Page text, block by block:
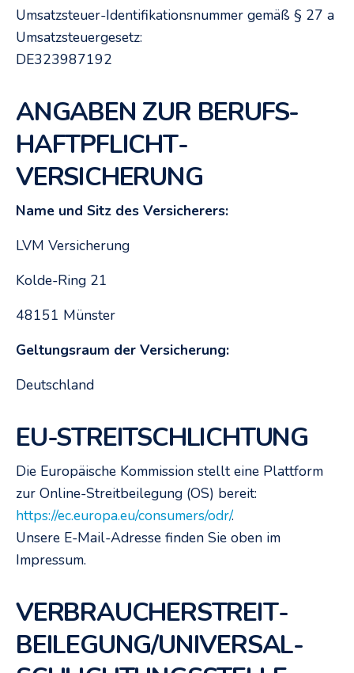
Umsatzsteuer-Identifikationsnummer gemäß § 27 a
Umsatzsteuergesetz:
DE323987192
ANGABEN ZUR BERUFS­
HAFTPFLICHT­
VERSICHERUNG
Name und Sitz des Versicherers:
LVM Versicherung
Kolde-Ring 21
48151 Münster
Geltungsraum der Versicherung:
Deutschland
EU-STREITSCHLICHTUNG
Die Europäische Kommission stellt eine Plattform
zur Online-Streitbeilegung (OS) bereit:
https://ec.europa.eu/consumers/odr/.
Unsere E-Mail-Adresse finden Sie oben im
Impressum.
VERBRAUCHER­STREIT­
BEILEGUNG/UNIVERSAL­